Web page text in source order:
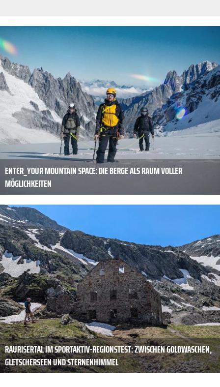
ENTER_YOUR MOUNTAIN SPACE: DIE BERGE ALS RAUM VOLLER
MÖGLICHKEITEN
RAURISERTAL IM SPORTAKTIV-REGIONSTEST: ZWISCHEN GOLDWASCHEN,
GLETSCHERSEEN UND STERNENHIMMEL